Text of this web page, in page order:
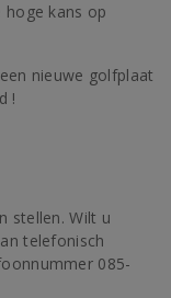
kans op
nieuwe golfplaat
!
stellen. Wilt u
telefonisch
085-